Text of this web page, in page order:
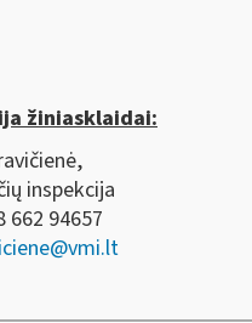
žiniasklaidai:
inspekcija
662 94657